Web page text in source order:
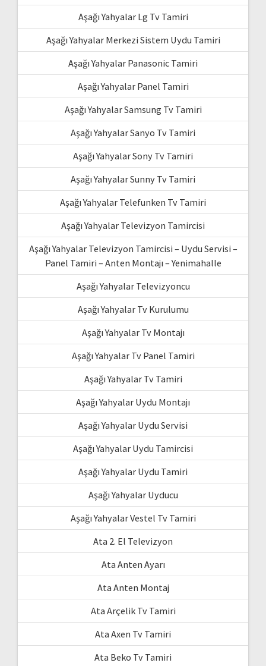
Aşağı Yahyalar Lg Tv Tamiri
Aşağı Yahyalar Merkezi Sistem Uydu Tamiri
Aşağı Yahyalar Panasonic Tamiri
Aşağı Yahyalar Panel Tamiri
Aşağı Yahyalar Samsung Tv Tamiri
Aşağı Yahyalar Sanyo Tv Tamiri
Aşağı Yahyalar Sony Tv Tamiri
Aşağı Yahyalar Sunny Tv Tamiri
Aşağı Yahyalar Telefunken Tv Tamiri
Aşağı Yahyalar Televizyon Tamircisi
Aşağı Yahyalar Televizyon Tamircisi – Uydu Servisi –
Panel Tamiri – Anten Montajı – Yenimahalle
Aşağı Yahyalar Televizyoncu
Aşağı Yahyalar Tv Kurulumu
Aşağı Yahyalar Tv Montajı
Aşağı Yahyalar Tv Panel Tamiri
Aşağı Yahyalar Tv Tamiri
Aşağı Yahyalar Uydu Montajı
Aşağı Yahyalar Uydu Servisi
Aşağı Yahyalar Uydu Tamircisi
Aşağı Yahyalar Uydu Tamiri
Aşağı Yahyalar Uyducu
Aşağı Yahyalar Vestel Tv Tamiri
Ata 2. El Televizyon
Ata Anten Ayarı
Ata Anten Montaj
Ata Arçelik Tv Tamiri
Ata Axen Tv Tamiri
Ata Beko Tv Tamiri